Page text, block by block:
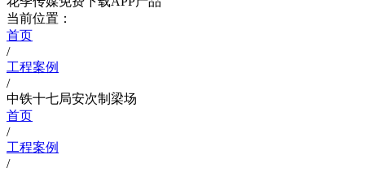
当前位置：
首页
/
工程案例
/
中铁十七局安次制梁场
首页
/
工程案例
/